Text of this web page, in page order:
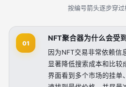
按编号箭头逐步穿过
01
NFT聚合器为什么会受
因为NFT交易非常依赖信
显著降低搜索成本和比较
界面看到多个市场的挂单